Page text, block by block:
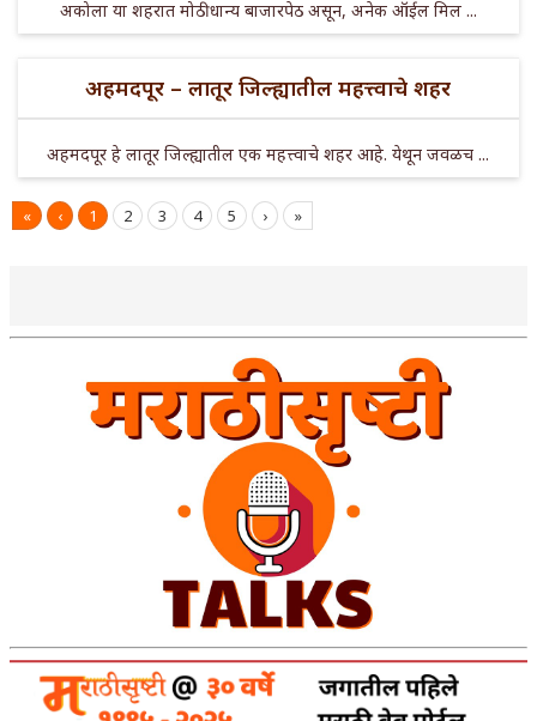
अकोला या शहरात मोठी धान्य बाजारपेठ असून, अनेक ऑईल मिल ...
अहमदपूर – लातूर जिल्ह्यातील महत्त्वाचे शहर
अहमदपूर हे लातूर जिल्ह्यातील एक महत्त्वाचे शहर आहे. येथून जवळच ...
« ‹ 1 2 3 4 5 › »